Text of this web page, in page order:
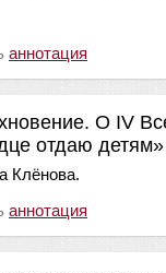
аннотация
О IV
отдаю детям»
Клёнова.
аннотация